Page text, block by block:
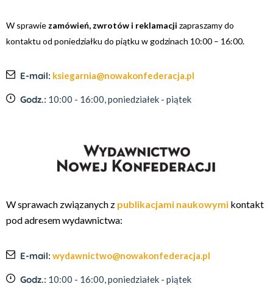
W sprawie zamówień, zwrotów i reklamacji zapraszamy do
kontaktu od poniedziałku do piątku w godzinach 10:00 – 16:00.
E-mail: ksiegarnia@nowakonfederacja.pl
Godz.: 10:00 - 16:00, poniedziałek - piątek
W sprawach związanych z publikacjami naukowymi kontakt
pod adresem wydawnictwa:
E-mail: wydawnictwo@nowakonfederacja.pl
Godz.: 10:00 - 16:00, poniedziałek - piątek